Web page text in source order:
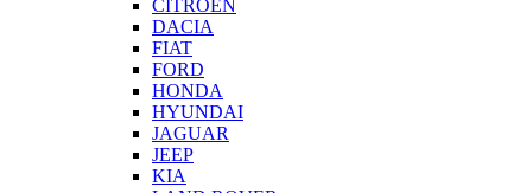
CITROEN
DACIA
FIAT
FORD
HONDA
HYUNDAI
JAGUAR
JEEP
KIA